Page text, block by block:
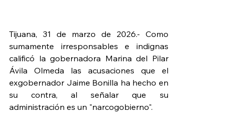
Tijuana, 31 de marzo de 2026.- Como
sumamente irresponsables e indignas
calificó la gobernadora Marina del Pilar
Ávila Olmeda las acusaciones que el
exgobernador Jaime Bonilla ha hecho en
su contra, al señalar que su
administración es un "narcogobierno".